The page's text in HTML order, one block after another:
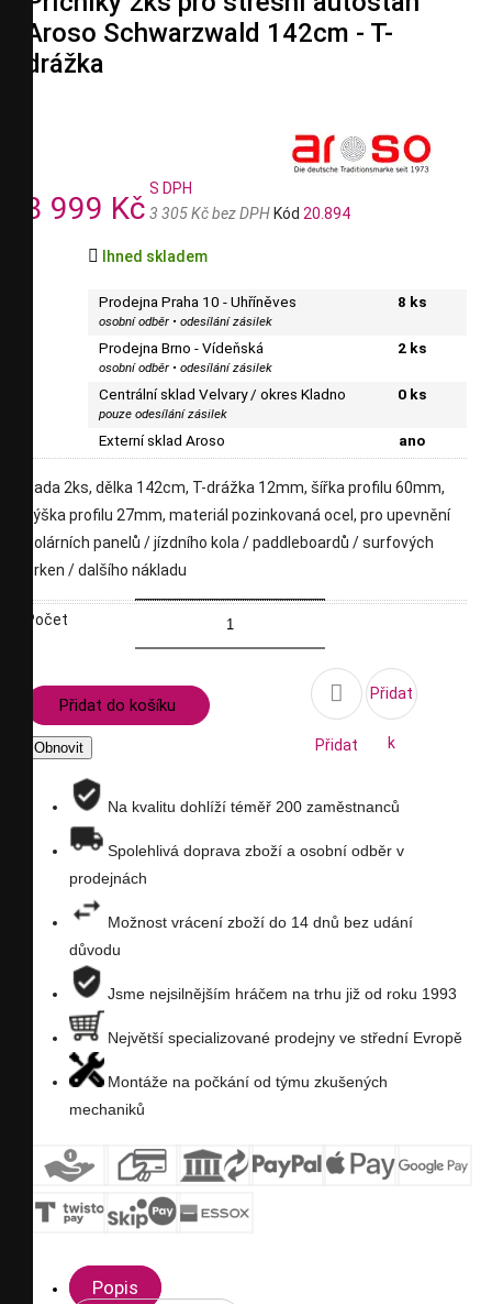
Aroso Schwarzwald 142cm - T-
drážka
3 999 Kč
S DPH
3 305 Kč bez DPH Kód 20.894
 Ihned skladem
Prodejna Praha 10 - Uhříněves
osobní odběr • odesílání zásilek
8 ks
Prodejna Brno - Vídeňská
osobní odběr • odesílání zásilek
2 ks
Centrální sklad Velvary / okres Kladno
pouze odesílání zásilek
0 ks
Externí sklad Aroso ano
sada 2ks, dělka 142cm, T-drážka 12mm, šířka profilu 60mm,
výška profilu 27mm, materiál pozinkovaná ocel, pro upevnění
solárních panelů / jízdního kola / paddleboardů / surfových
prken / dalšího nákladu
Počet
Přidat do košíku 
Přidat
seznam
Přidat
k
Na kvalitu dohlíží téměř 200 zaměstnanců
Spolehlivá doprava zboží a osobní odběr v
prodejnách
Možnost vrácení zboží do 14 dnů bez udání
důvodu
Jsme nejsilnějším hráčem na trhu již od roku 1993
Největší specializované prodejny ve střední Evropě
Montáže na počkání od týmu zkušených
mechaniků
Popis